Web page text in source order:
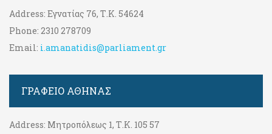
Address: Εγνατίας 76, Τ.Κ. 54624
Phone: 2310 278709
Email: i.amanatidis@parliament.gr
ΓΡΑΦΕΊΟ ΑΘΉΝΑΣ
Address: Μητροπόλεως 1, Τ.Κ. 105 57